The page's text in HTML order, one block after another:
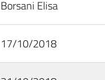
Borsani Elisa
17/10/2018